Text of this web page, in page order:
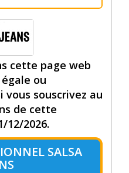
cette page web
ou
vous souscrivez au
de cette
12/2026.
SALSA